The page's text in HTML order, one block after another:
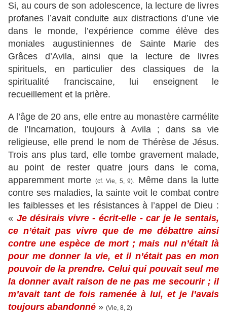
Si, au cours de son adolescence, la lecture de livres
profanes l’avait conduite aux distractions d’une vie
dans le monde, l’expérience comme élève des
moniales augustiniennes de Sainte Marie des
Grâces d’Avila, ainsi que la lecture de livres
spirituels, en particulier des classiques de la
spiritualité franciscaine, lui enseignent le
recueillement et la prière.
A l’âge de 20 ans, elle entre au monastère carmélite
de l’Incarnation, toujours à Avila ; dans sa vie
religieuse, elle prend le nom de Thérèse de Jésus.
Trois ans plus tard, elle tombe gravement malade,
au point de rester quatre jours dans le coma,
apparemment morte (cf. Vie, 5, 9).
Même dans la lutte
contre ses maladies, la sainte voit le combat contre
les faiblesses et les résistances à l’appel de Dieu :
« Je désirais vivre - écrit-elle - car je le sentais,
ce n’était pas vivre que de me débattre ainsi
contre une espèce de mort ; mais nul n’était là
pour me donner la vie, et il n’était pas en mon
pouvoir de la prendre. Celui qui pouvait seul me
la donner avait raison de ne pas me secourir ; il
m’avait tant de fois ramenée à lui, et je l’avais
toujours abandonné » (Vie, 8, 2)